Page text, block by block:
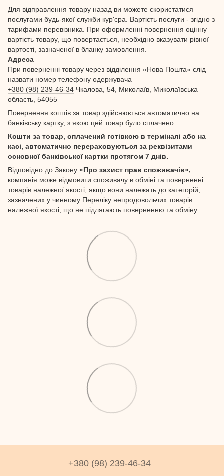
Для відправлення товару назад ви можете скористатися
послугами будь-якої служби кур'єра. Вартість послуги - згідно з
тарифами перевізника. При оформленні повернення оцінну
вартість товару, що повертається, необхідно вказувати рівної
вартості, зазначеної в бланку замовлення.
Адреса
При поверненні товару через відділення «Нова Пошта» слід
назвати номер телефону одержувача
+380 (98) 239-46-34 Чкалова, 54, Миколаїв, Миколаївська
область, 54055
Повернення коштів за товар здійснюється автоматично на
банківську картку, з якою цей товар було сплачено.
Кошти за товар, оплачений готівкою в терміналі або на
касі, автоматично перераховуються за реквізитами
основної банківської картки протягом 7 днів.
Відповідно до Закону «Про захист прав споживачів»,
компанія може відмовити споживачу в обміні та поверненні
товарів належної якості, якщо вони належать до категорій,
зазначених у чинному Переліку непродовольчих товарів
належної якості, що не підлягають поверненню та обміну.
+380 (98) 239-46-34